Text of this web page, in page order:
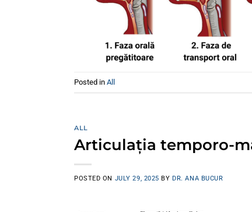
Posted in All
ALL
Articulația temporo-
POSTED ON JULY 29, 2025 BYDR. ANA BUCUR